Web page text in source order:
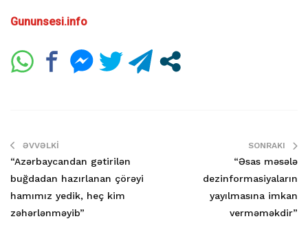
Gununsesi.info
ƏVVƏLKI
“Azərbaycandan gətirilən
buğdadan hazırlanan çörəyi
hamımız yedik, heç kim
zəhərlənməyib”
SONRAKI
“Əsas məsələ
dezinformasiyaların
yayılmasına imkan
verməməkdir”